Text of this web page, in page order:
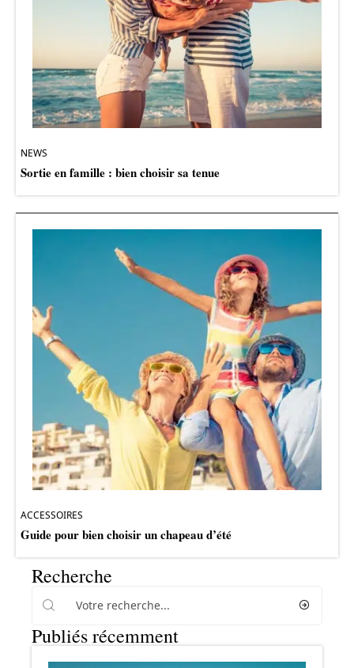
NEWS
Sortie en famille : bien choisir sa tenue
ACCESSOIRES
Guide pour bien choisir un chapeau d’été
Recherche
Publiés récemment